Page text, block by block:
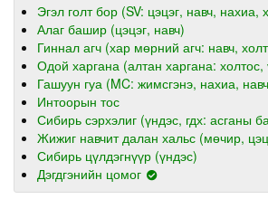
Эгэл голт бор (SV: цэцэг, навч, нахиа,
Алаг башир (цэцэг, навч)
Гиннал агч (хар мөрний агч: навч,
Одой харгана (алтан харгана: холтос,
Гашуун гуа (MC: жимсгэнэ, нахиа,
Интоорын тос
Сибирь сэрхэлиг (үндэс, гдх: асганы
Жижиг навчит далан хальс (мөчир,
Сибирь цүлдэгнүүр (үндэс)
Дэгдгэнийн цомог